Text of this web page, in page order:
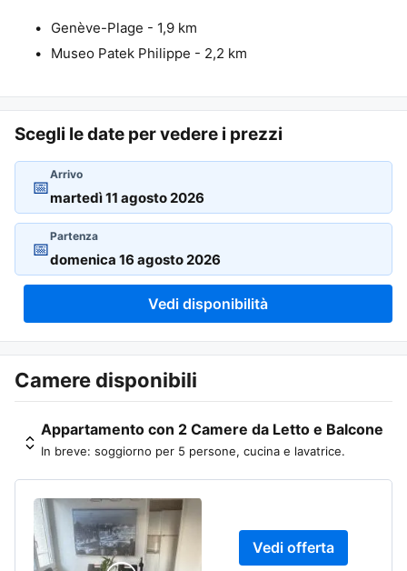
Genève-Plage - 1,9 km
Museo Patek Philippe - 2,2 km
Scegli le date per vedere i prezzi
📅
Arrivo
📅
Partenza
Vedi disponibilità
Camere disponibili
Appartamento con 2 Camere da Letto e Balcone
In breve: soggiorno per 5 persone, cucina e lavatrice.
Vedi offerta